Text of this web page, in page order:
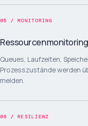
05 / MONITORING
Queues, Laufzeiten,
Prozesszustände werden
melden.
06 / RESILIENZ